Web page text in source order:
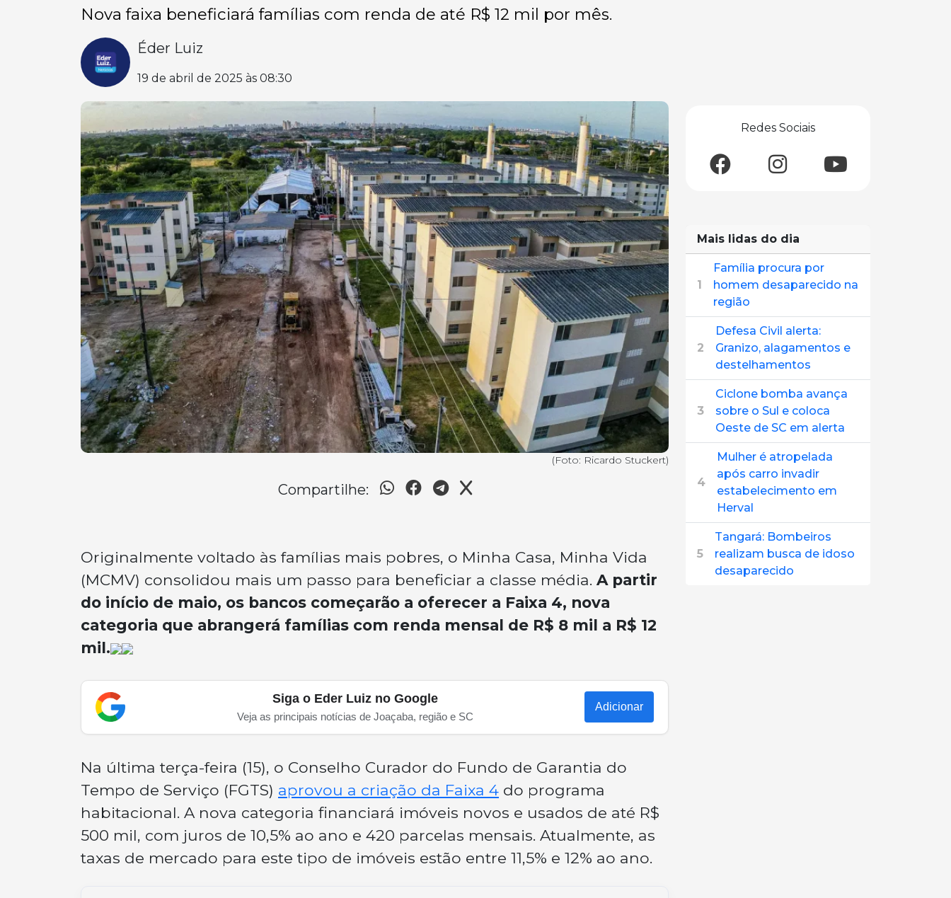
Nova faixa beneficiará famílias com renda de até R$ 12 mil por mês.
Éder Luiz
19 de abril de 2025 às 08:30
(Foto: Ricardo Stuckert)
Compartilhe:
Originalmente voltado às famílias mais pobres, o Minha Casa, Minha Vida
(MCMV) consolidou mais um passo para beneficiar a classe média. A partir
do início de maio, os bancos começarão a oferecer a Faixa 4, nova
categoria que abrangerá famílias com renda mensal de R$ 8 mil a R$ 12
mil.
Siga o Eder Luiz no Google
Veja as principais notícias de Joaçaba, região e SC
Adicionar
Na última terça-feira (15), o Conselho Curador do Fundo de Garantia do
Tempo de Serviço (FGTS) aprovou a criação da Faixa 4 do programa
habitacional. A nova categoria financiará imóveis novos e usados de até R$
500 mil, com juros de 10,5% ao ano e 420 parcelas mensais. Atualmente, as
taxas de mercado para este tipo de imóveis estão entre 11,5% e 12% ao ano.
Redes Sociais
Mais lidas do dia
1
Família procura por
homem desaparecido na
região
2
Defesa Civil alerta:
Granizo, alagamentos e
destelhamentos
3
Ciclone bomba avança
sobre o Sul e coloca
Oeste de SC em alerta
4
Mulher é atropelada
após carro invadir
estabelecimento em
Herval
5
Tangará: Bombeiros
realizam busca de idoso
desaparecido